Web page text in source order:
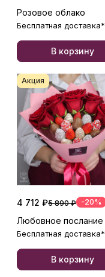
Розовое облако
Бесплатная доставка*
В корзину
Акция
4 712 ₽5 890 ₽ -20%
Любовное послание
Бесплатная доставка*
В корзину